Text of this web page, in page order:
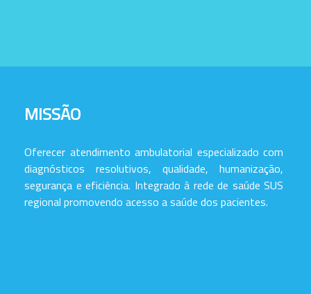
MISSÃO
Oferecer atendimento ambulatorial especializado com
diagnósticos resolutivos, qualidade, humanização,
segurança e eficiência. Integrado à rede de saúde SUS
regional promovendo acesso a saúde dos pacientes.